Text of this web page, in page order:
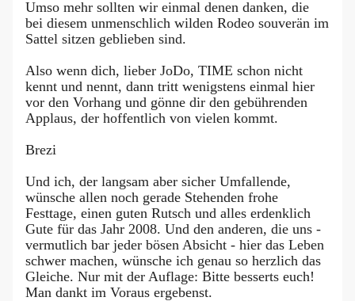
Umso mehr sollten wir einmal denen danken, die
bei diesem unmenschlich wilden Rodeo souverän im
Sattel sitzen geblieben sind.
Also wenn dich, lieber JoDo, TIME schon nicht
kennt und nennt, dann tritt wenigstens einmal hier
vor den Vorhang und gönne dir den gebührenden
Applaus, der hoffentlich von vielen kommt.
Brezi
Und ich, der langsam aber sicher Umfallende,
wünsche allen noch gerade Stehenden frohe
Festtage, einen guten Rutsch und alles erdenklich
Gute für das Jahr 2008. Und den anderen, die uns -
vermutlich bar jeder bösen Absicht - hier das Leben
schwer machen, wünsche ich genau so herzlich das
Gleiche. Nur mit der Auflage: Bitte besserts euch!
Man dankt im Voraus ergebenst.